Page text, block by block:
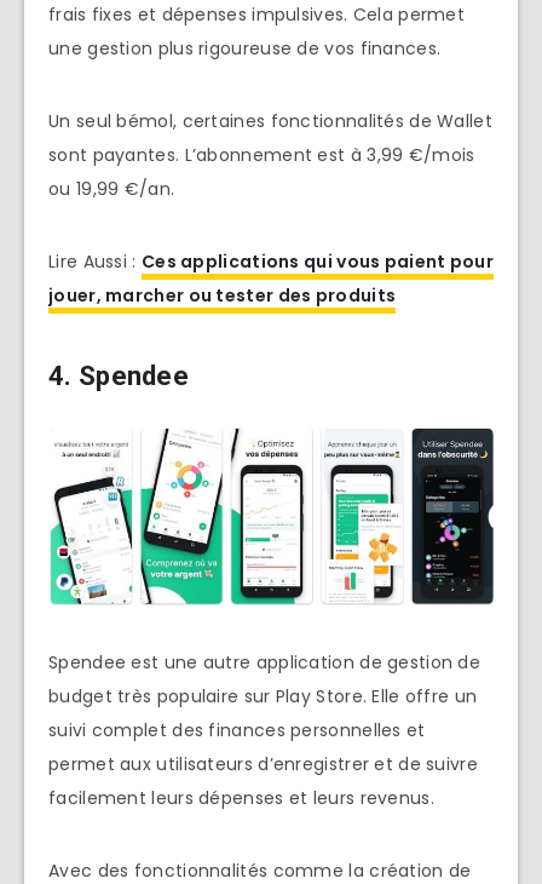
frais fixes et dépenses impulsives. Cela permet
une gestion plus rigoureuse de vos finances.
Un seul bémol, certaines fonctionnalités de Wallet
sont payantes. L’abonnement est à 3,99 €/mois
ou 19,99 €/an.
Lire Aussi : Ces applications qui vous paient pour
jouer, marcher ou tester des produits
4. Spendee
Spendee est une autre application de gestion de
budget très populaire sur Play Store. Elle offre un
suivi complet des finances personnelles et
permet aux utilisateurs d’enregistrer et de suivre
facilement leurs dépenses et leurs revenus.
Avec des fonctionnalités comme la création de